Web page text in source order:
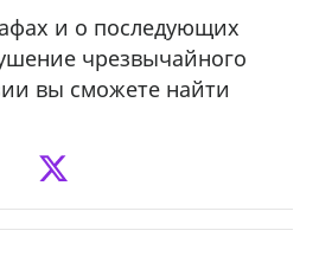
и о последующих
чрезвычайного
вы сможете найти